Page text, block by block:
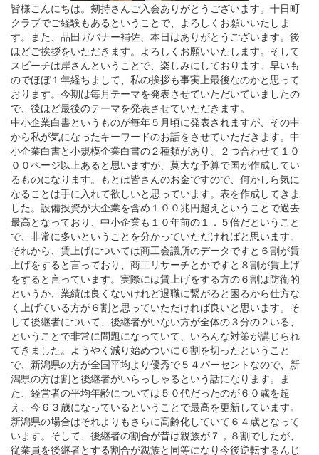
皆様こんにちは。剱持さんご入会ありがとうございます。十日町
クラブでご経験もあるということで、よろしくお願いいたしま
す。また、品田ガバナー補佐、本日はありがとうございます。後
ほどご挨拶をいただきます。よろしくお願いいたします。そして
スピーチは岸さんということで、楽しみにしております。早いも
のでほぼ１年経ちまして、私の挨拶も事実上最後なのかと思って
おります。今期は毎月テーマを発表させていただいていましたの
で、後ほど最後のテーマを発表させていただきます。
中小企業白書というものが毎年５月頃に発表されますが、その中
から私が気になったキーワードのお話をさせていただきます。中
小企業白書と小規模企業白書の２種類があり、２つ合わせて１０
００ページ以上あると思いますが、莫大な予算で国が作成してい
るものになります。もとは皆さんのお金ですので、何かしら気に
なることは手に入れて欲しいと思っています。表を作成してきま
した。設備投資が大企業を含め１００兆円超えということで過去
最高となっており、中小企業も１０年前の１．５倍だということ
で、非常に多いということを分かっていただければと思います。
それから、賃上げについては商工会議所のデータですと６割が賃
上げをすると言っており、商工リサーチとかですと８割が賃上げ
をすると言っています。実際には賃上げをする方の６割は防衛的
というか、業績は良くないけれど退職に繋がると困るから仕方な
く上げている方が６割と思っていただければ良いと思います。そ
して後継者について、後継者がいない方が全体の３分の２いる、
ということで非常に問題になっていて、いろんな対策が講じられ
てきました。ようやく減り始めついに６割を切ったということ
で、新潟県の方が全国平均より優秀で５４パーセントなので、新
潟県の方は割と後継者がいらっしゃるという話になります。ま
た、経営者の平均年齢については５０代だったのが６０歳を超
え、今６３歳になっているということで最高を更新しています。
新潟県の場合はそれよりもさらに高齢化していて６４歳となって
います。そして、後継者の割合が昔は親族が７，８割でしたが、
従業員を後継者とする割合が親族と同等になり今後逆転するんじ